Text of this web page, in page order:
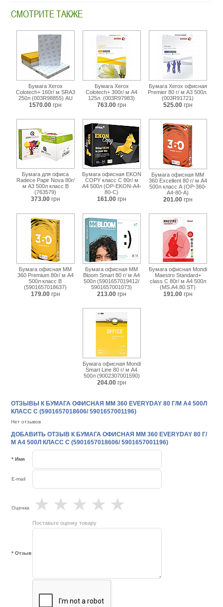
500-
5901657001196.html
СМОТРИТЕ ТАКЖЕ
Бумага Xerox
Colotech+ 160г/ м SRA3
250л (003R98855) AU
1570.00 грн
Бумага Xerox
Colotech+ 300г/ м A4
125л. (003R97983)
763.00 грн
Бумага Xerox офисная
Premier 80 г/ м А3 500л.
(003R91721)
525.00 грн
Бумага для офиса
Radece Papir Nova 80г/
м А3 500л класс В
(763579)
373.00 грн
Бумага офисная EKON
COPY класc C 80г/ м
A4 500л (OP-EKON-A4-
80-C)
161.00 грн
Бумага офисная MM
360 Excellent 80 г/ м A4
500л класc А (OP-360-
A4-80-A)
201.00 грн
Бумага офисная MM
360 Premium 80г/ м A4
500л класc B
(5901657018637)
179.00 грн
Бумага офисная MM
Bloom Smart 80 г/ м A4
500л (5901657019412/
5901657001073)
213.00 грн
Бумага офисная Mondi
Maestro Standard+
class С 80г/ м A4 500л
(MS.A4.80.ST)
191.00 грн
Бумага офисная Mondi
Smart Line 80 г/ м A4
500л (9002307001590)
204.00 грн
ОТЗЫВЫ К БУМАГА ОФИСНАЯ MM 360 EVERYDAY 80 Г/М A4 500Л
КЛАСC C (5901657018606/ 5901657001196)
Нет отзывов
ДОБАВИТЬ ОТЗЫВ К БУМАГА ОФИСНАЯ MM 360 EVERYDAY 80 Г/
М A4 500Л КЛАСC C (5901657018606/ 5901657001196)
* Имя
E-mail
Оценка ★
★
★
★
★
Поставьте оценку товару
* Отзыв